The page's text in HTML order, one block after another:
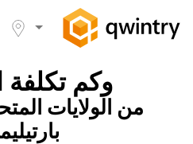
وكم تكلفة
من الولايات